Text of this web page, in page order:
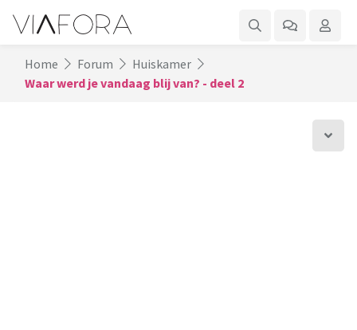
Home Forum
Huiskamer
Waar werd je vandaag blij van? - deel 2